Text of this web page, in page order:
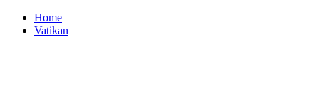
Home
Vatikan